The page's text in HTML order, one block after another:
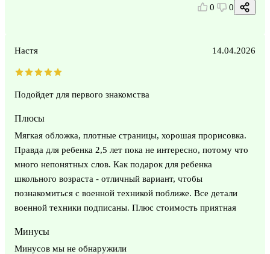
0 0
Настя 14.04.2026
Подойдет для первого знакомства
Плюсы
Мягкая обложка, плотные страницы, хорошая прорисовка.
Правда для ребенка 2,5 лет пока не интересно, потому что
много непонятных слов. Как подарок для ребенка
школьного возраста - отличный вариант, чтобы
познакомиться с военной техникой поближе. Все детали
военной техники подписаны. Плюс стоимость приятная
Минусы
Минусов мы не обнаружили